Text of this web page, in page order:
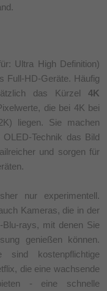
Ultra High Definition)
Full-HD-Geräte. Häufig
das Kürzel 4K
die bei 4K bei
liegen. Sie machen
Technik das Bild
und sorgen für
nur experimentell.
Kameras, die in der
rays, mit denen Sie
genießen können.
kostenpflichtige
die eine wachsende
- eine schnelle